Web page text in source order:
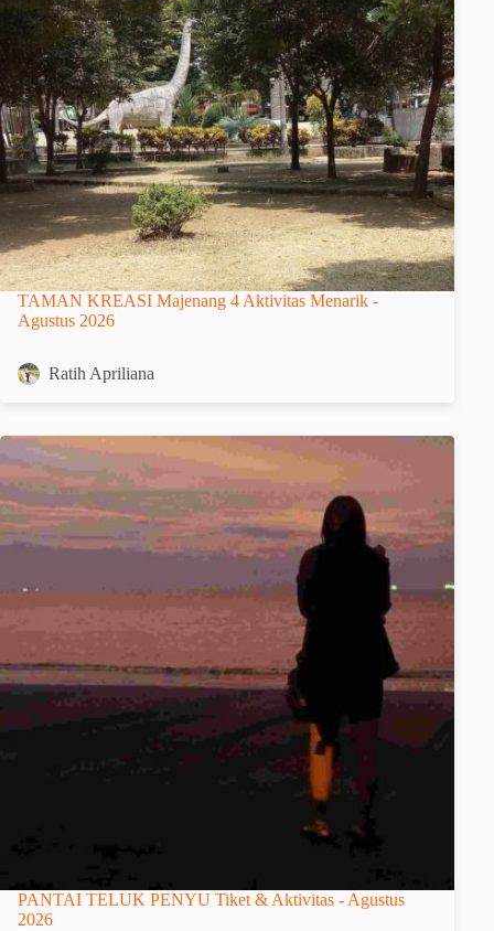
TAMAN KREASI Majenang 4 Aktivitas Menarik -
Agustus 2026
Ratih Apriliana
PANTAI TELUK PENYU Tiket & Aktivitas - Agustus
2026